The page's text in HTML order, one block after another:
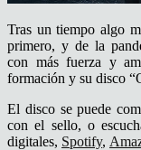
Tras un tiempo algo
primero, y de la
con más fuerza y
formación y su disco
El disco se puede
con el sello, o
digitales, Spotify,